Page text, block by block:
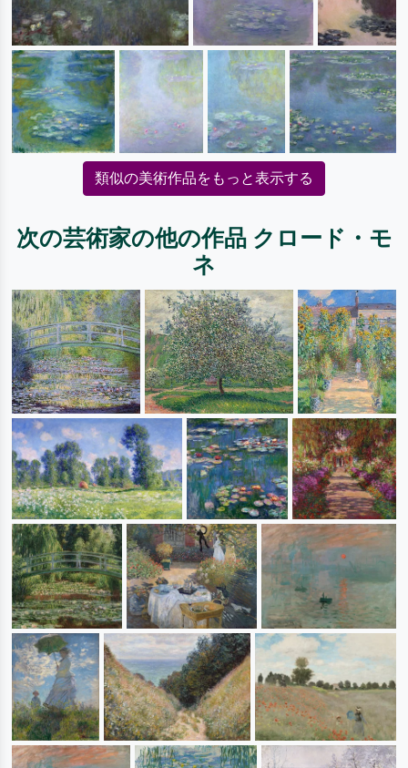
類似の美術作品をもっと表示する
次の芸術家の他の作品 クロード・モ
ネ